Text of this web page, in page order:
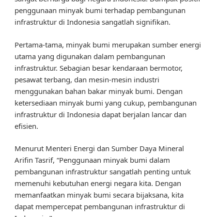
penggunaan minyak bumi terhadap pembangunan
infrastruktur di Indonesia sangatlah signifikan.
Pertama-tama, minyak bumi merupakan sumber energi
utama yang digunakan dalam pembangunan
infrastruktur. Sebagian besar kendaraan bermotor,
pesawat terbang, dan mesin-mesin industri
menggunakan bahan bakar minyak bumi. Dengan
ketersediaan minyak bumi yang cukup, pembangunan
infrastruktur di Indonesia dapat berjalan lancar dan
efisien.
Menurut Menteri Energi dan Sumber Daya Mineral
Arifin Tasrif, “Penggunaan minyak bumi dalam
pembangunan infrastruktur sangatlah penting untuk
memenuhi kebutuhan energi negara kita. Dengan
memanfaatkan minyak bumi secara bijaksana, kita
dapat mempercepat pembangunan infrastruktur di